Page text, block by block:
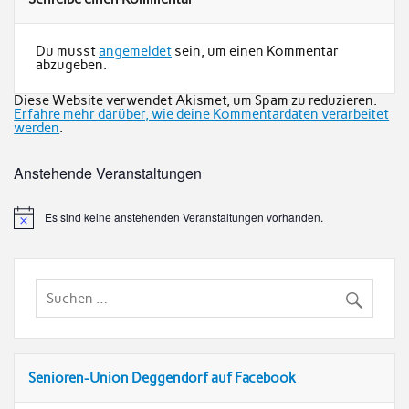
Du musstangemeldetsein, um einen Kommentar
abzugeben.
Diese Website verwendet Akismet, um Spam zu reduzieren.
Erfahre mehr darüber, wie deine Kommentardaten verarbeitet
werden.
Anstehende Veranstaltungen
Es sind keine anstehenden Veranstaltungen vorhanden.
Senioren-Union Deggendorf auf Facebook